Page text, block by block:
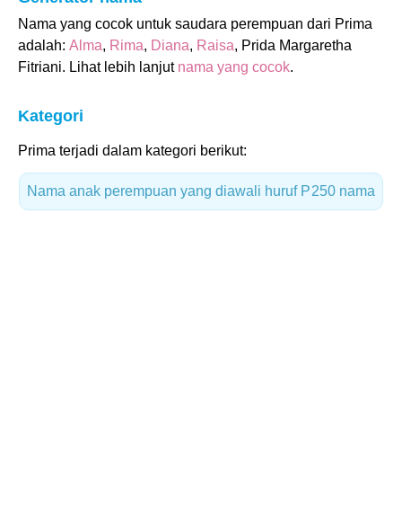
Nama yang cocok untuk saudara perempuan dari Prima
adalah: Alma, Rima, Diana, Raisa, Prida Margaretha
Fitriani. Lihat lebih lanjut nama yang cocok.
Kategori
Prima terjadi dalam kategori berikut:
Nama anak perempuan yang diawali huruf P250 nama